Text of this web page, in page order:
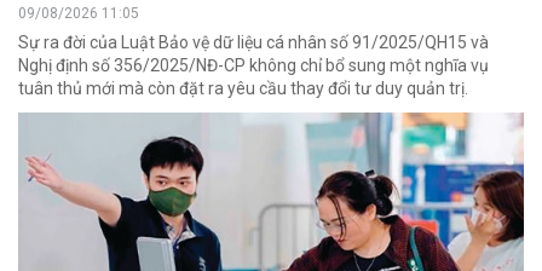
09/08/2026 11:05
Sự ra đời của Luật Bảo vệ dữ liệu cá nhân số 91/2025/QH15 và
Nghị định số 356/2025/NĐ-CP không chỉ bổ sung một nghĩa vụ
tuân thủ mới mà còn đặt ra yêu cầu thay đổi tư duy quản trị.